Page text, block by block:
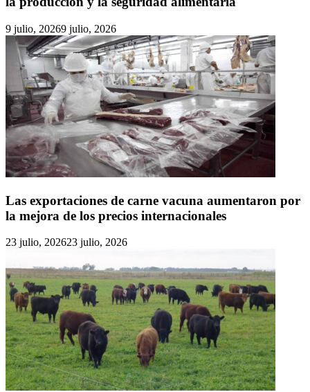
9 julio, 20269 julio, 2026
Las exportaciones de carne vacuna aumentaron por
la mejora de los precios internacionales
23 julio, 202623 julio, 2026